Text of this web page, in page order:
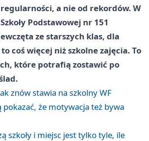
a nie od rekordów. W
Podstawowej nr 151
ze starszych klas, dla
coś więcej niż szkolne zajęcia. To
które potrafią zostawić po
znów stawia na szkolny WF
że motywacja też bywa
szkoły i miejsc jest tylko tyle, ile